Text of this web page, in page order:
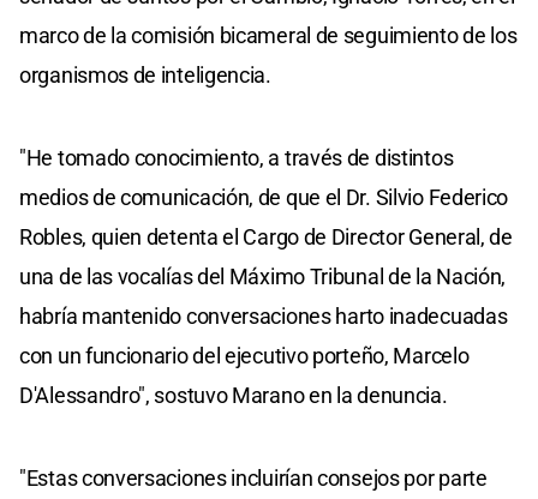
marco de la comisión bicameral de seguimiento de los
organismos de inteligencia.
"He tomado conocimiento, a través de distintos
medios de comunicación, de que el Dr. Silvio Federico
Robles, quien detenta el Cargo de Director General, de
una de las vocalías del Máximo Tribunal de la Nación,
habría mantenido conversaciones harto inadecuadas
con un funcionario del ejecutivo porteño, Marcelo
D'Alessandro", sostuvo Marano en la denuncia.
"Estas conversaciones incluirían consejos por parte